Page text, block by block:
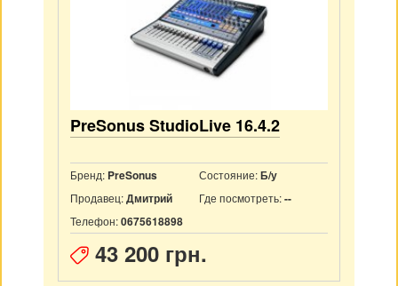
PreSonus StudioLive 16.4.2
Бренд: PreSonus Состояние:Б/у
Продавец:Дмитрий Где посмотреть:--
Телефон:0675618898
43 200 грн.